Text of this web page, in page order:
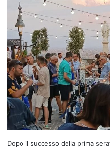
Dopo il successo della prima